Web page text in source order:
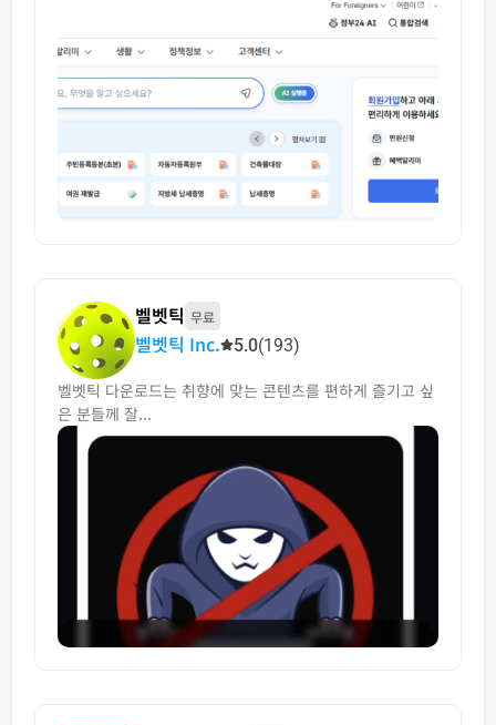
벨벳틱 무료
벨벳틱 Inc. 5.0(193)
벨벳틱 다운로드는 취향에 맞는 콘텐츠를 편하게 즐기고 싶
은 분들께 잘...